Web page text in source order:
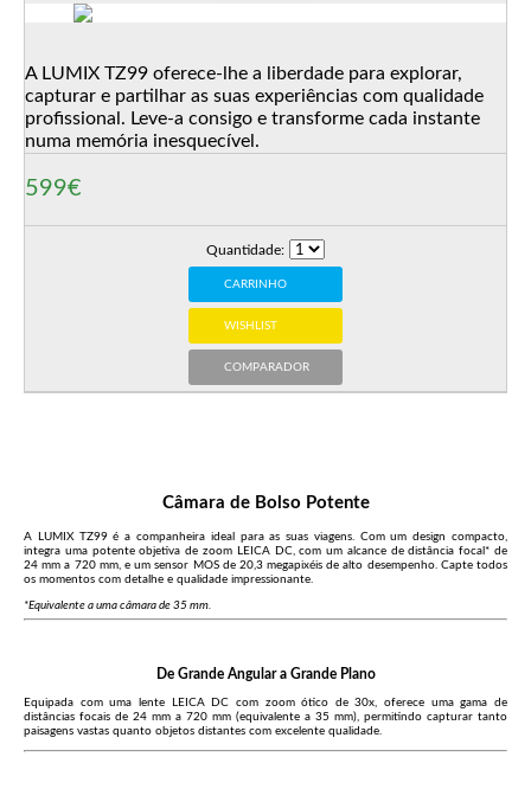
A LUMIX TZ99 oferece-lhe a liberdade para explorar,
capturar e partilhar as suas experiências com qualidade
profissional. Leve-a consigo e transforme cada instante
numa memória inesquecível.
599€
Quantidade:
CARRINHO
WISHLIST
COMPARADOR
Câmara de Bolso Potente
A LUMIX TZ99 é a companheira ideal para as suas viagens. Com um design compacto,
integra uma potente objetiva de zoom LEICA DC, com um alcance de distância focal* de
24 mm a 720 mm, e um sensor MOS de 20,3 megapixéis de alto desempenho. Capte todos
os momentos com detalhe e qualidade impressionante.
*Equivalente a uma câmara de 35 mm.
De Grande Angular a Grande Plano
Equipada com uma lente LEICA DC com zoom ótico de 30x, oferece uma gama de
distâncias focais de 24 mm a 720 mm (equivalente a 35 mm), permitindo capturar tanto
paisagens vastas quanto objetos distantes com excelente qualidade.